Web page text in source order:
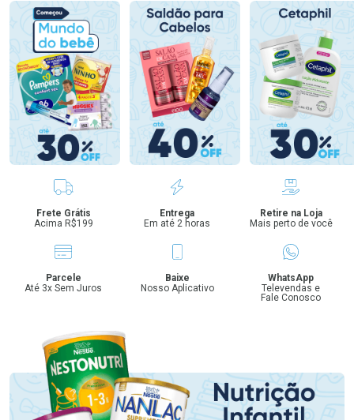
Benefícios
Frete Grátis
Acima R$199
Entrega
Em até 2 horas
Retire na Loja
Mais perto de você
Parcele
Até 3x Sem Juros
Baixe
Nosso Aplicativo
WhatsApp
Televendas e
Fale Conosco